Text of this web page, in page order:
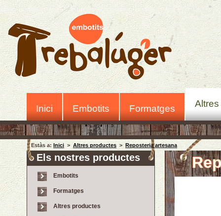
Inici Embotits Formatges
Estàs a: Inici > Altres productes > Reposteria artesana
Els nostres productes
Embotits
Formatges
Altres productes